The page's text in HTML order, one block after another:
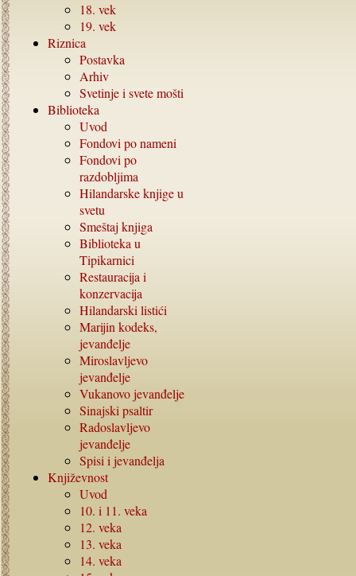
18. vek
19. vek
Riznica
Postavka
Arhiv
Svetinje i svete mošti
Biblioteka
Uvod
Fondovi po nameni
Fondovi po
razdobljima
Hilandarske knjige u
svetu
Smeštaj knjiga
Biblioteka u
Tipikarnici
Restauracija i
konzervacija
Hilandarski listići
Marijin kodeks,
jevanđelje
Miroslavljevo
jevanđelje
Vukanovo jevanđelje
Sinajski psaltir
Radoslavljevo
jevanđelje
Spisi i jevanđelja
Književnost
Uvod
10. i 11. veka
12. veka
13. veka
14. veka